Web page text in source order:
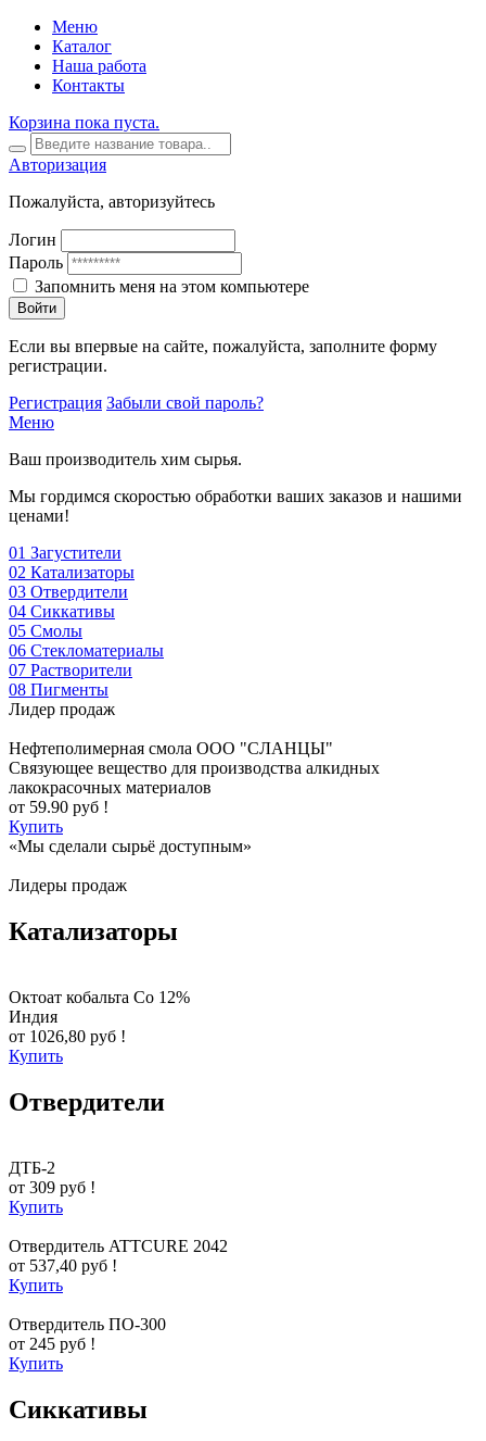
Меню
Каталог
Наша работа
Контакты
Корзина пока пуста.
Авторизация
Пожалуйста, авторизуйтесь
Логин
Пароль
Запомнить меня на этом компьютере
Войти
Если вы впервые на сайте, пожалуйста, заполните форму
регистрации.
Регистрация Забыли свой пароль?
Меню
Ваш производитель хим сырья.
Мы гордимся скоростью обработки ваших заказов и нашими
ценами!
01 Загустители
02 Катализаторы
03 Отвердители
04 Сиккативы
05 Смолы
06 Стекломатериалы
07 Растворители
08 Пигменты
Лидер продаж
Нефтеполимерная смола ООО "СЛАНЦЫ"
Cвязующее вещество для производства алкидных
лакокрасочных материалов
от 59.90 руб !
Купить
«Мы сделали сырьё доступным»
Лидеры продаж
Катализаторы
Октоат кобальта Co 12%
Индия
от 1026,80 руб !
Купить
Отвердители
ДТБ-2
от 309 руб !
Купить
Отвердитель ATTCURE 2042
от 537,40 руб !
Купить
Отвердитель ПО-300
от 245 руб !
Купить
Сиккативы